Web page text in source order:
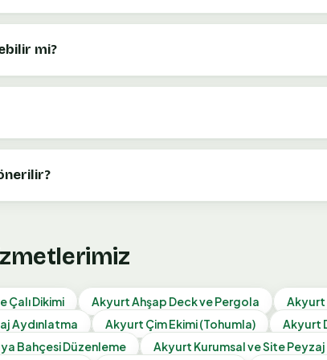
mi?
Çalı Dikimi AkyurtAhşap Deck ve Pergola Akyurt
Aydınlatma Akyurt Çim Ekimi (Tohumla) Akyurt
Bahçesi Düzenleme Akyurt Kurumsal ve Site Peyzaj